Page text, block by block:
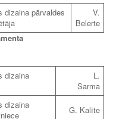
dizaina pārvaldes
V.
Belerte
dizaina
L.
Sarma
dizaina
G. Kalīte